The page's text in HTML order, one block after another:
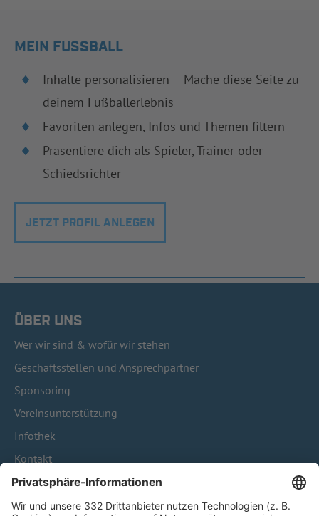
MEIN FUSSBALL
Inhalte personalisieren – Mache diese Seite zu
deinem Fußballerlebnis
Favoriten anlegen, Infos und Themen filtern
Präsentiere dich als Spieler, Trainer oder
Schiedsrichter
JETZT PROFIL ANLEGEN
ÜBER UNS
Wer wir sind & wofür wir stehen
Geschäftsstellen und Ansprechpartner
Sponsoring
Vereinsunterstützung
Infothek
Kontakt
HÄUFIG BESUCHTE SEITEN